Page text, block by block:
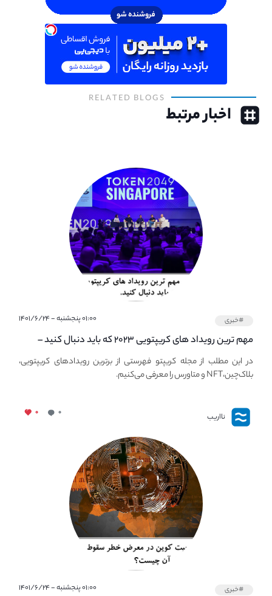
RELATED BLOGS
اخبار مرتبط
#خبری ۰۱:۰۰ پنجشنبه - ۱۴۰۱/۶/۲۴
مهم ترین رویداد های کریپتویی ۲۰۲۳ که باید دنبال کنید –
معرفی بهترین رویداد های جهانی
در این مطلب از مجله کریپتو فهرستی از برترین رویدادهای کریپتویی،
بلاک‌چین،NFT و متاورس را معرفی می‌کنیم.
نااریب ۰ ۰
#خبری ۰۱:۰۰ پنجشنبه - ۱۴۰۱/۶/۲۴